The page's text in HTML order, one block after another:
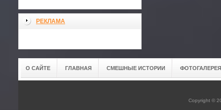
РЕКЛАМА
О САЙТЕ ГЛАВНАЯ СМЕШНЫЕ ИСТОРИИ ФОТОГАЛЕРЕЯ
Copyright ©